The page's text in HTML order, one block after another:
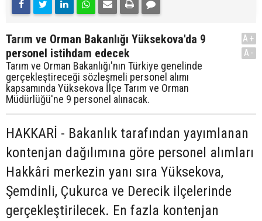
Tarım ve Orman Bakanlığı Yüksekova'da 9
personel istihdam edecek
Tarım ve Orman Bakanlığı'nın Türkiye genelinde
gerçekleştireceği sözleşmeli personel alımı
kapsamında Yüksekova İlçe Tarım ve Orman
Müdürlüğü'ne 9 personel alınacak.
A+
A-
HAKKARİ - Bakanlık tarafından yayımlanan
kontenjan dağılımına göre personel alımları
Hakkâri merkezin yanı sıra Yüksekova,
Şemdinli, Çukurca ve Derecik ilçelerinde
gerçekleştirilecek. En fazla kontenjan